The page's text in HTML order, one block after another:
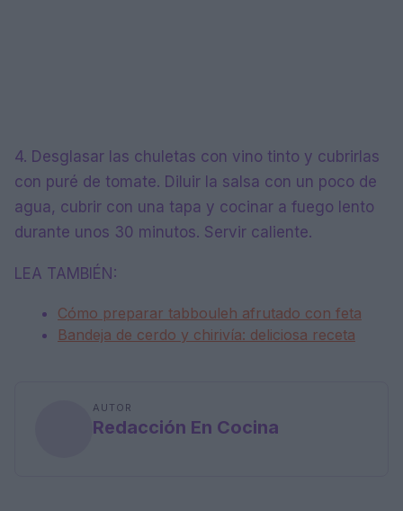
4. Desglasar las chuletas con vino tinto y cubrirlas
con puré de tomate. Diluir la salsa con un poco de
agua, cubrir con una tapa y cocinar a fuego lento
durante unos 30 minutos. Servir caliente.
LEA TAMBIÉN:
Cómo preparar tabbouleh afrutado con feta
Bandeja de cerdo y chirivía: deliciosa receta
AUTOR
Redacción En Cocina